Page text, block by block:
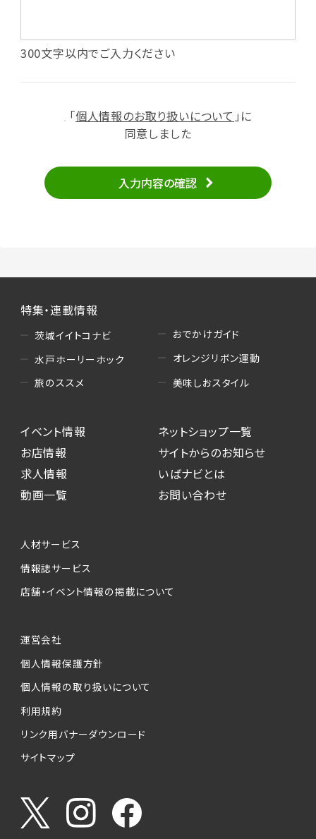
・投稿したクチコミ情報、写真の本サービスへの
・メールマガジン、お知らせ、広告等の配信
（2）ユーザーからのお問い合わせへの対応
せの内容確認、返答
・当サービスの品質改善
・読者プレゼント、アンケート等、当サービスが実
施するキャンペーンの抽選、当選者への連絡及
び発送 ・ユーザーの趣向や属性情報等の分析
（5）広告主への問い合わせ・応募等への対応
・本サービスを通じて求人広告に応募した際の
選考に関する連絡
・本サービスを通じて店舗への来店予約を登録
した際の内容確認、返答
本サービスが収集する個人情報は、ご本人の意
ービスの実施にあたりそれぞれ必要となる項目
を入力いただかない場合は、各々のサービスを
個人情報の第三者への提供について
当社は、以下の提供先に対して個人情報を提供
します。
(1)お客様が求人応募フォームより個人情報を
送信した事業主（広告主）への提供
お客様が求職活動・応募等を行った企業による
うやりとり・情報提供（採否・合否の検討を含み
ます）
300文字以内でご入力ください
「個人情報のお取り扱いについて 」に
同意しました
入力内容の確認
特集・連載情報
茨城イイトコナビ
水戸ホーリーホック
旅のススメ
おでかけガイド
オレンジリボン運動
美味しおスタイル
イベント情報
お店情報
求人情報
動画一覧
ネットショップ一覧
サイトからのお知らせ
いばナビとは
お問い合わせ
人材サービス
情報誌サービス
店舗・イベント情報の掲載について
運営会社
個人情報保護方針
個人情報の取り扱いについて
利用規約
リンク用バナーダウンロード
サイトマップ